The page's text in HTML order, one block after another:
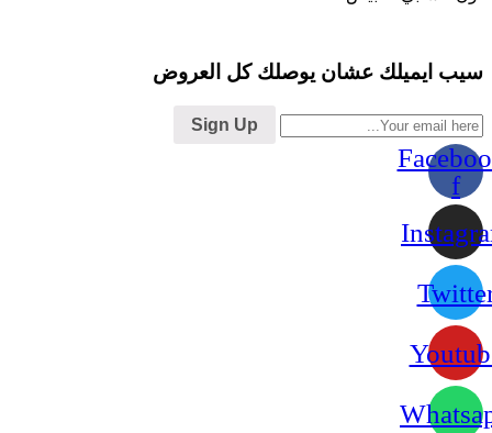
سيب ايميلك عشان يوصلك كل العروض
Sign Up
f